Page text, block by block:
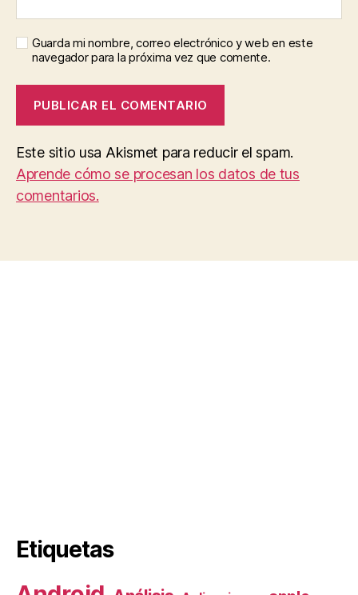
Guarda mi nombre, correo electrónico y web en este
navegador para la próxima vez que comente.
Este sitio usa Akismet para reducir el spam.
Aprende cómo se procesan los datos de tus
comentarios.
Etiquetas